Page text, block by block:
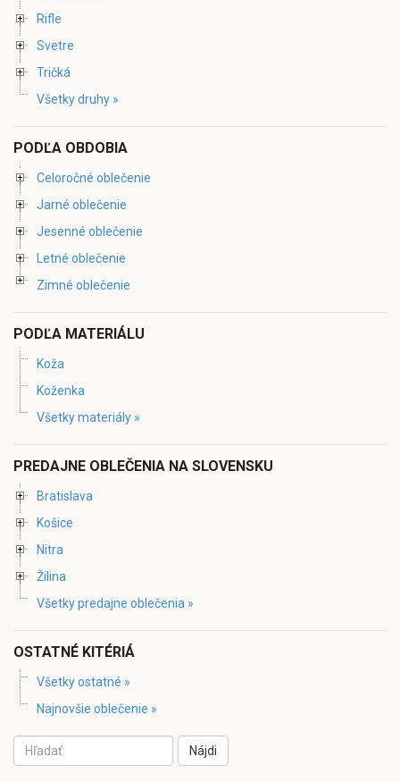
Rifle
Svetre
Tričká
Všetky druhy »
PODĽA OBDOBIA
Celoročné oblečenie
Jarné oblečenie
Jesenné oblečenie
Letné oblečenie
Zimné oblečenie
PODĽA MATERIÁLU
Koža
Koženka
Všetky materiály »
PREDAJNE OBLEČENIA NA SLOVENSKU
Bratislava
Košice
Nitra
Žilina
Všetky predajne oblečenia »
OSTATNÉ KITÉRIÁ
Všetky ostatné »
Najnovšie oblečenie »
Nájdi